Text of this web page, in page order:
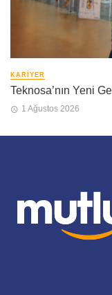
KARIYER
Teknosa’nın Yeni
1 Ağustos 2026